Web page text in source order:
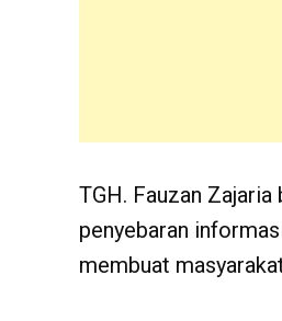
TGH. Fauzan
penyebaran
membuat